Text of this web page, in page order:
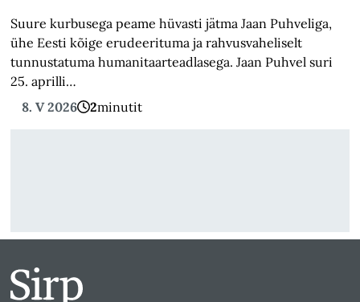
Suure kurbusega peame hüvasti jätma Jaan Puhveliga,
ühe Eesti kõige erudee­rituma ja rahvusvaheliselt
tunnustatuma humanitaarteadlasega. Jaan Puhvel suri
25. aprilli…
8. V 2026
2minutit